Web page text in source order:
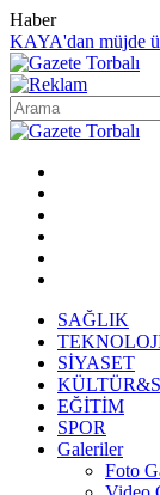
Haber
KAYA'dan müjde
SAĞLIK
SİYASET
EĞİTİM
SPOR
Galeriler
Foto